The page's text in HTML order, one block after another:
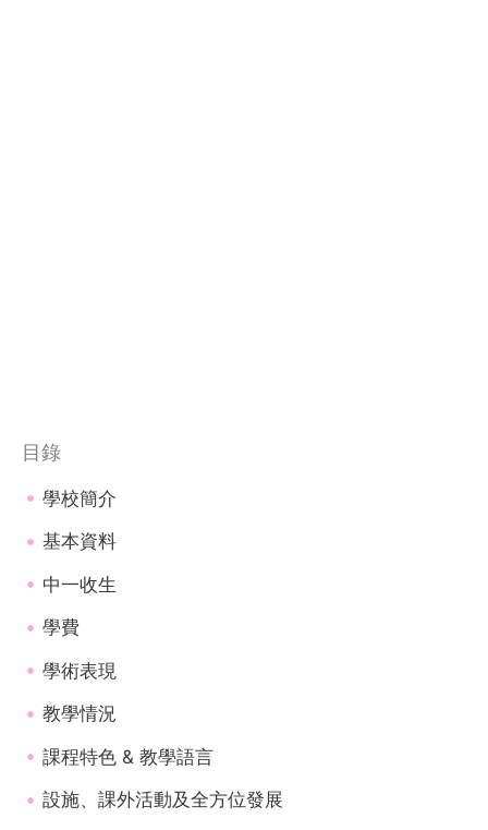
目錄
學校簡介
基本資料
中一收生
學費
學術表現
教學情況
課程特色 & 教學語言
設施、課外活動及全方位發展